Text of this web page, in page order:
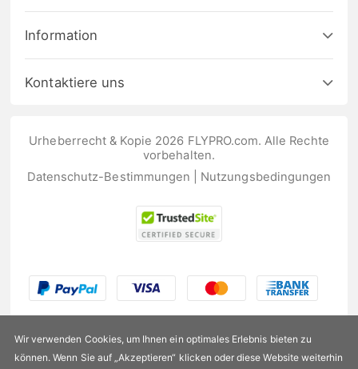
Information
Kontaktiere uns
Urheberrecht & Kopie 2026 FLYPRO.com. Alle Rechte
vorbehalten.
Datenschutz-Bestimmungen
Nutzungsbedingungen
Wir verwenden Cookies, um Ihnen ein optimales Erlebnis bieten zu
können. Wenn Sie auf „Akzeptieren“ klicken oder diese Website weiterhin